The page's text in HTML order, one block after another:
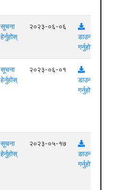
सूचना
हेर्नुहोस्
२०२३-०६-०६
डाउनलोड
गर्नुहोस्
सूचना
हेर्नुहोस्
२०२३-०६-०१
डाउनलोड
गर्नुहोस्
सूचना
हेर्नुहोस्
२०२३-०५-१७
डाउनलोड
गर्नुहोस्